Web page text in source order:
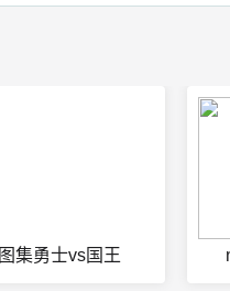
图集勇士vs国王